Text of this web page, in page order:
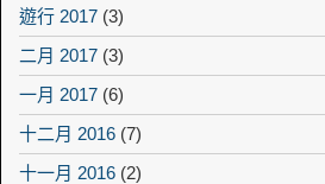
遊行 2017 (3)
二月 2017 (3)
一月 2017 (6)
十二月 2016 (7)
十一月 2016 (2)